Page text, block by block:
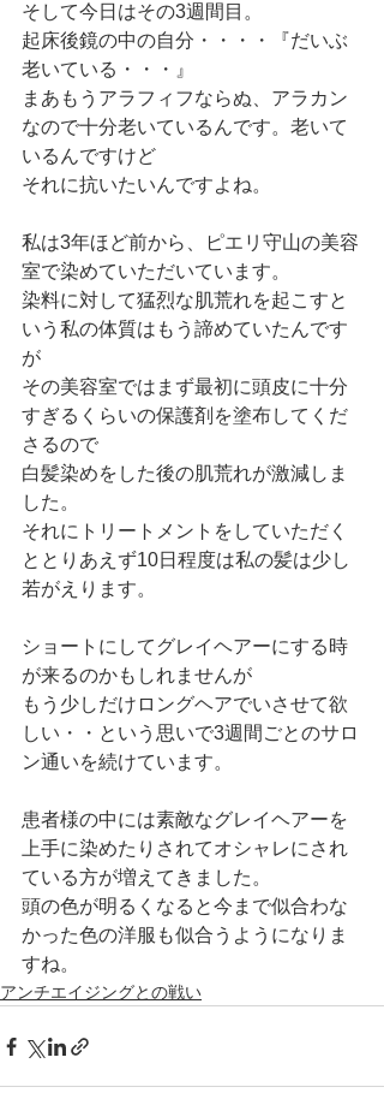
そして今日はその3週間目。
起床後鏡の中の自分・・・・『だいぶ
老いている・・・』
まあもうアラフィフならぬ、アラカン
なので十分老いているんです。老いて
いるんですけど
それに抗いたいんですよね。
私は3年ほど前から、ピエリ守山の美容
室で染めていただいています。
染料に対して猛烈な肌荒れを起こすと
いう私の体質はもう諦めていたんです
が
その美容室ではまず最初に頭皮に十分
すぎるくらいの保護剤を塗布してくだ
さるので
白髪染めをした後の肌荒れが激減しま
した。
それにトリートメントをしていただく
ととりあえず10日程度は私の髪は少し
若がえります。
ショートにしてグレイヘアーにする時
が来るのかもしれませんが
もう少しだけロングヘアでいさせて欲
しい・・という思いで3週間ごとのサロ
ン通いを続けています。
患者様の中には素敵なグレイヘアーを
上手に染めたりされてオシャレにされ
ている方が増えてきました。
頭の色が明るくなると今まで似合わな
かった色の洋服も似合うようになりま
すね。
アンチエイジングとの戦い